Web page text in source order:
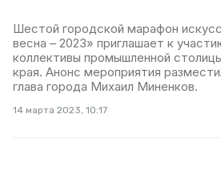
Шестой городской марафон
весна – 2023» приглашает к
коллективы промышленной
края. Анонс мероприятия
глава города Михаил Миненков.
14 марта 2023, 10:17